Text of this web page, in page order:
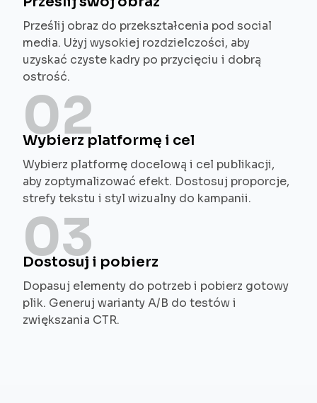
Prześlij obraz do przekształcenia pod social
media. Użyj wysokiej rozdzielczości, aby
uzyskać czyste kadry po przycięciu i dobrą
ostrość.
02
Wybierz platformę i cel
Wybierz platformę docelową i cel publikacji,
aby zoptymalizować efekt. Dostosuj proporcje,
strefy tekstu i styl wizualny do kampanii.
03
Dostosuj i pobierz
Dopasuj elementy do potrzeb i pobierz gotowy
plik. Generuj warianty A/B do testów i
zwiększania CTR.